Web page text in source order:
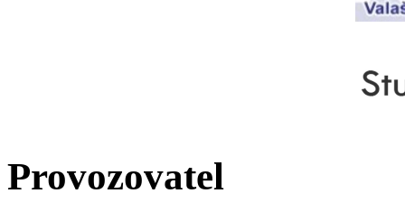
Provozovatel